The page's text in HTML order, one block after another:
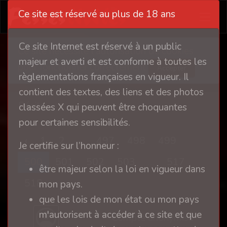
Ce site nécessite l'autorisation de cookies
pour fonctionner correctement
Accepter
Récits
‹ 1 2 ... 497
500
501 502 503
518
›
Compte anonymisé
Ce site est réservé au plus de 18 ans
Ce site Internet est réservé à un public
majeur et averti et est conforme à toutes les
règlementations françaises en vigueur. Il
contient des textes, des liens et des photos
classées X qui peuvent être choquantes
pour certaines sensibilités.
Je certifie sur l’honneur :
être majeur selon la loi en vigueur dans
mon pays.
que les lois de mon état ou mon pays
m'autorisent à accéder à ce site et que